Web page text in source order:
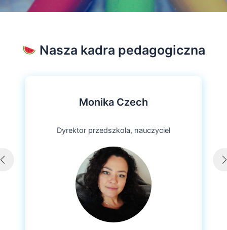
Nasza kadra pedagogiczna
Monika Czech
Dyrektor przedszkola, nauczyciel